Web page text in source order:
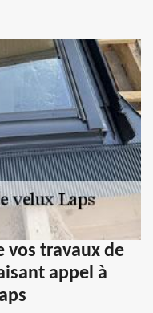
vos travaux de
appel à